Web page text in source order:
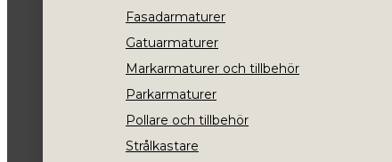
Fasadarmaturer
Gatuarmaturer
Markarmaturer och tillbehör
Parkarmaturer
Pollare och tillbehör
Strålkastare